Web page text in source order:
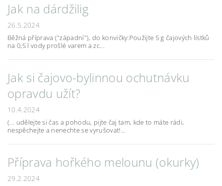
Jak na dárdžilig
26.5.2024
Běžná příprava ("západní"), do konvičky:Použijte 5 g čajových lístků
na 0,5 l vody prošlé varem a zc...
Jak si čajovo-bylinnou ochutnávku
opravdu užít?
10.4.2024
(... udělejte si čas a pohodu, pijte čaj tam, kde to máte rádi,
nespěchejte a nenechte se vyrušovat!...
Příprava hořkého melounu (okurky)
29.2.2024